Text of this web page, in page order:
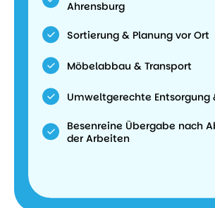
Ahrensburg
Sortierung & Planung vor Ort
Möbelabbau & Transport
Umweltgerechte Entsorgung
Besenreine Übergabe nach
der Arbeiten